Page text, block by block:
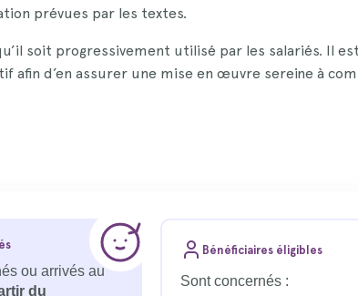
prévues par les textes.
soit progressivement utilisé par les salariés. Il
afin d’en assurer une mise en œuvre sereine à
ou arrivés au
du
Bénéficiaires éligibles
Sont concernés :